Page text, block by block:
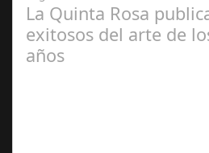
La Quinta Rosa
exitosos del arte de
años